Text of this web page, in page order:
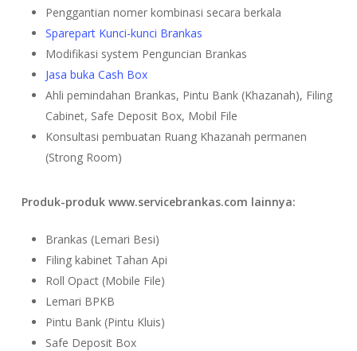
Penggantian nomer kombinasi secara berkala
Sparepart Kunci-kunci Brankas
Modifikasi system Penguncian Brankas
Jasa buka Cash Box
Ahli pemindahan Brankas, Pintu Bank (Khazanah), Filing
Cabinet, Safe Deposit Box, Mobil File
Konsultasi pembuatan Ruang Khazanah permanen
(Strong Room)
Produk-produk www.servicebrankas.com lainnya:
Brankas (Lemari Besi)
Filing kabinet Tahan Api
Roll Opact (Mobile File)
Lemari BPKB
Pintu Bank (Pintu Kluis)
Safe Deposit Box